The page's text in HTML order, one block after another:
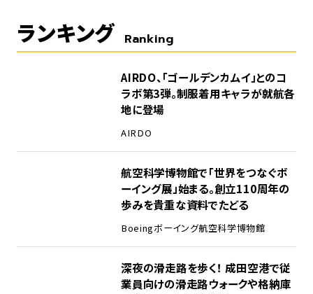
ランキング Ranking
AIRDO、「ゴールデンカムイ」とのコ
ラボ第3弾。制服着用キャラが就航各
地に登場
AIRDO
航空科学博物館で「世界をつなぐボ
ーイング展」始まる。創立110周年の
歩みを貴重な資料でたどる
Boeingボーイング航空科学博物館
深夜の滑走路を歩く！ 成田空港で従
業員向けの滑走路ウォークや格納庫